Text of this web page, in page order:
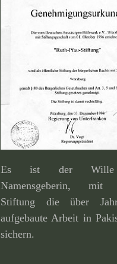
Es ist der
Namensgeberin, mit
Stiftung die über
aufge­baute Arbeit in
sichern.